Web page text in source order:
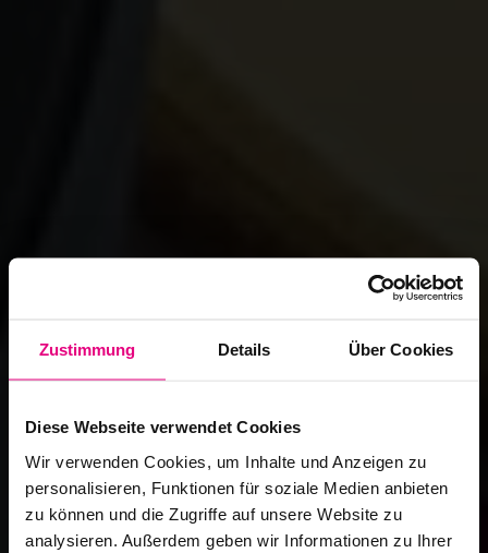
Zustimmung Details Über Cookies
Diese Webseite verwendet Cookies
Wir verwenden Cookies, um Inhalte und Anzeigen zu
personalisieren, Funktionen für soziale Medien anbieten
zu können und die Zugriffe auf unsere Website zu
analysieren. Außerdem geben wir Informationen zu Ihrer